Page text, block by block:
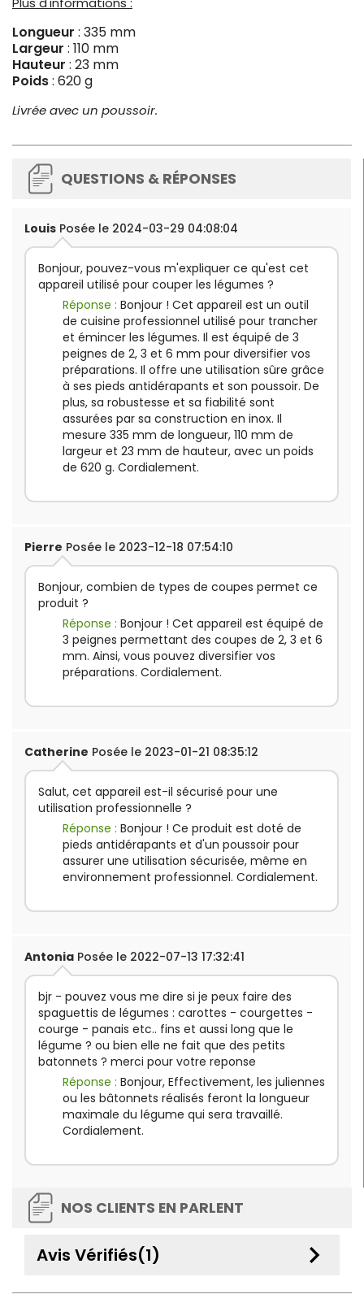
Longueur : 335 mm
Largeur : 110 mm
Hauteur : 23 mm
Poids: 620 g
Livrée avec un poussoir.
QUESTIONS & RÉPONSES
Louis Posée le 2024-03-29 04:08:04
Bonjour, pouvez-vous m'expliquer ce qu'est cet
appareil utilisé pour couper les légumes ?
Réponse : Bonjour ! Cet appareil est un outil
de cuisine professionnel utilisé pour trancher
et émincer les légumes. Il est équipé de 3
peignes de 2, 3 et 6 mm pour diversifier vos
préparations. Il offre une utilisation sûre grâce
à ses pieds antidérapants et son poussoir. De
plus, sa robustesse et sa fiabilité sont
assurées par sa construction en inox. Il
mesure 335 mm de longueur, 110 mm de
largeur et 23 mm de hauteur, avec un poids
de 620 g. Cordialement.
Pierre Posée le 2023-12-18 07:54:10
Bonjour, combien de types de coupes permet ce
produit ?
Réponse : Bonjour ! Cet appareil est équipé de
3 peignes permettant des coupes de 2, 3 et 6
mm. Ainsi, vous pouvez diversifier vos
préparations. Cordialement.
Catherine Posée le 2023-01-21 08:35:12
Salut, cet appareil est-il sécurisé pour une
utilisation professionnelle ?
Réponse : Bonjour ! Ce produit est doté de
pieds antidérapants et d'un poussoir pour
assurer une utilisation sécurisée, même en
environnement professionnel. Cordialement.
Antonia Posée le 2022-07-13 17:32:41
bjr - pouvez vous me dire si je peux faire des
spaguettis de légumes : carottes - courgettes -
courge - panais etc.. fins et aussi long que le
légume ? ou bien elle ne fait que des petits
batonnets ? merci pour votre reponse
Réponse : Bonjour, Effectivement, les juliennes
ou les bâtonnets réalisés feront la longueur
maximale du légume qui sera travaillé.
Cordialement.
NOS CLIENTS EN PARLENT
Avis Vérifiés(1) keyboard_arrow_down